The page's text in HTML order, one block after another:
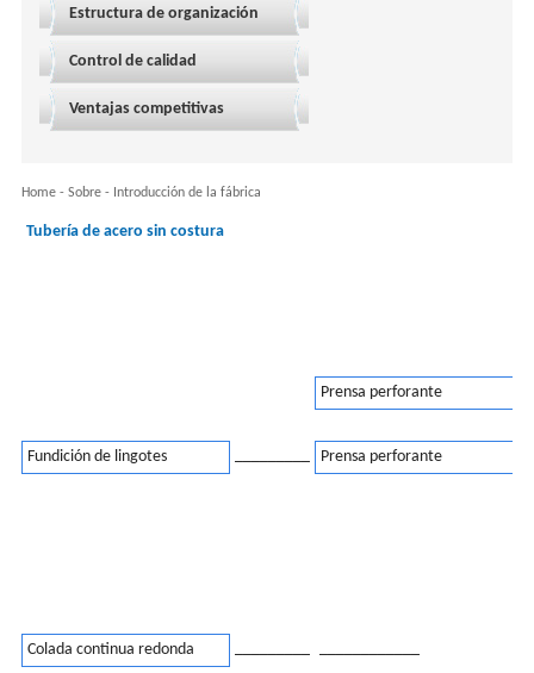
Estructura de organización
Control de calidad
Ventajas competitivas
Home- Sobre- Introducción de la fábrica
Tubería de acero sin costura
Prensa perforante
Fundición de lingotes Prensa perforante
Colada continua redonda